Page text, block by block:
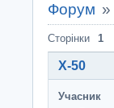
Форум »
Сторінки 1
X-50
Учасник